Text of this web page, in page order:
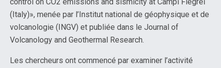
control on CO2 emissions and sismicity at Campi Flegrei
(Italy)», menée par l’Institut national de géophysique et de
volcanologie (INGV) et publiée dans le Journal of
Volcanology and Geothermal Research.
Les chercheurs ont commencé par examiner l’activité